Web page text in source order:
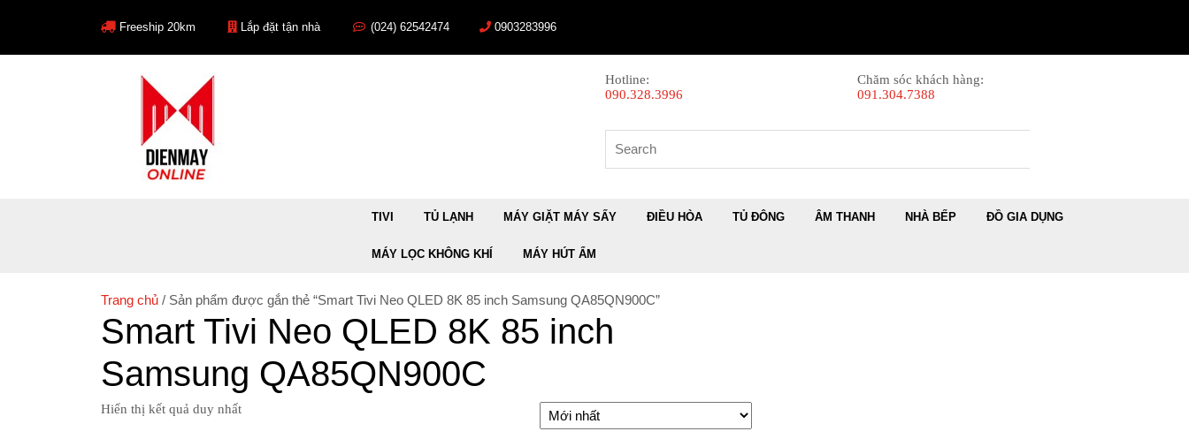
Freeship 20km Lắp đặt tận nhà (024) 62542474 0903283996
Hotline:
090.328.3996
Chăm sóc khách hàng:
091.304.7388
for:
TIVI TỦ LẠNH MÁY GIẶT MÁY SẤY ĐIỀU HÒA TỦ ĐÔNG ÂM THANH NHÀ BẾP ĐỒ GIA DỤNG
MÁY LỌC KHÔNG KHÍ MÁY HÚT ẨM
Trang chủ / Sản phẩm được gắn thẻ “Smart Tivi Neo QLED 8K 85 inch Samsung QA85QN900C”
Smart Tivi Neo QLED 8K 85 inch
Samsung QA85QN900C
Hiển thị kết quả duy nhất